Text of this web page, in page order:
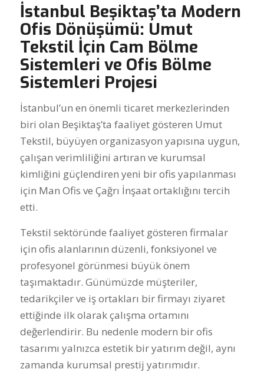
İstanbul Beşiktaş’ta Modern
Ofis Dönüşümü: Umut
Tekstil İçin Cam Bölme
Sistemleri ve Ofis Bölme
Sistemleri Projesi
İstanbul’un en önemli ticaret merkezlerinden
biri olan Beşiktaş’ta faaliyet gösteren Umut
Tekstil, büyüyen organizasyon yapısına uygun,
çalışan verimliliğini artıran ve kurumsal
kimliğini güçlendiren yeni bir ofis yapılanması
için Man Ofis ve Çağrı İnşaat ortaklığını tercih
etti.
Tekstil sektöründe faaliyet gösteren firmalar
için ofis alanlarının düzenli, fonksiyonel ve
profesyonel görünmesi büyük önem
taşımaktadır. Günümüzde müşteriler,
tedarikçiler ve iş ortakları bir firmayı ziyaret
ettiğinde ilk olarak çalışma ortamını
değerlendirir. Bu nedenle modern bir ofis
tasarımı yalnızca estetik bir yatırım değil, aynı
zamanda kurumsal prestij yatırımıdır.